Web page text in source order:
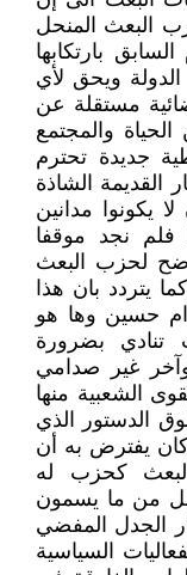
البعث المنحل
بارتكابها
ويحق لأي
مستقلة عن
والمجتمع
جديدة تحترم
القديمة الشاذة
يكونوا مدانين
فلم نجد موقفا
لحزب البعث
يتردد بان هذا
حسين وها هو
تنادي بضرورة
غير صدامي
الشعبية منها
الدستور الذي
يفترض به أن
كحزب له
من ما يسمون
الجدل المفضي
السياسية